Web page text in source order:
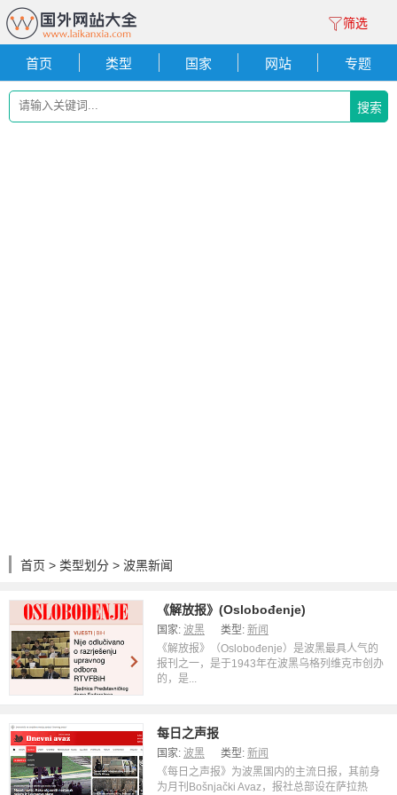
筛选
首页 类型 国家 网站 专题
搜索
首页 > 类型划分 > 波黑新闻
《解放报》(Oslobođenje)
国家: 波黑 类型: 新闻
《解放报》（Oslobođenje）是波黑最具人气的
报刊之一，是于1943年在波黑乌格列维克市创办
的，是...
每日之声报
国家: 波黑 类型: 新闻
《每日之声报》为波黑国内的主流日报，其前身
为月刊Bošnjački Avaz，报社总部设在萨拉热